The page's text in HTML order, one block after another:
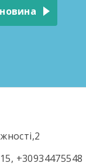
+30934475548